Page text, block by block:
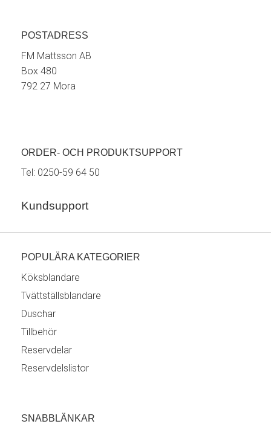
POSTADRESS
FM Mattsson AB
Box 480
792 27 Mora
ORDER- OCH PRODUKTSUPPORT
Tel: 0250-59 64 50
Kundsupport
POPULÄRA KATEGORIER
Köksblandare
Tvättställsblandare
Duschar
Tillbehör
Reservdelar
Reservdelslistor
SNABBLÄNKAR